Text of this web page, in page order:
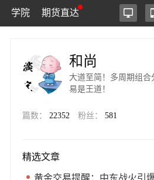
学院 期货直达
和尚
大道至简！多周期组合
易是王道！
篇数： 22352 粉丝： 581
精选文章
黄金交易提醒：中东战火引